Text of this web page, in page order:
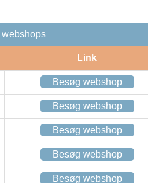
webshops
Link
Besøg webshop
Besøg webshop
Besøg webshop
Besøg webshop
Besøg webshop